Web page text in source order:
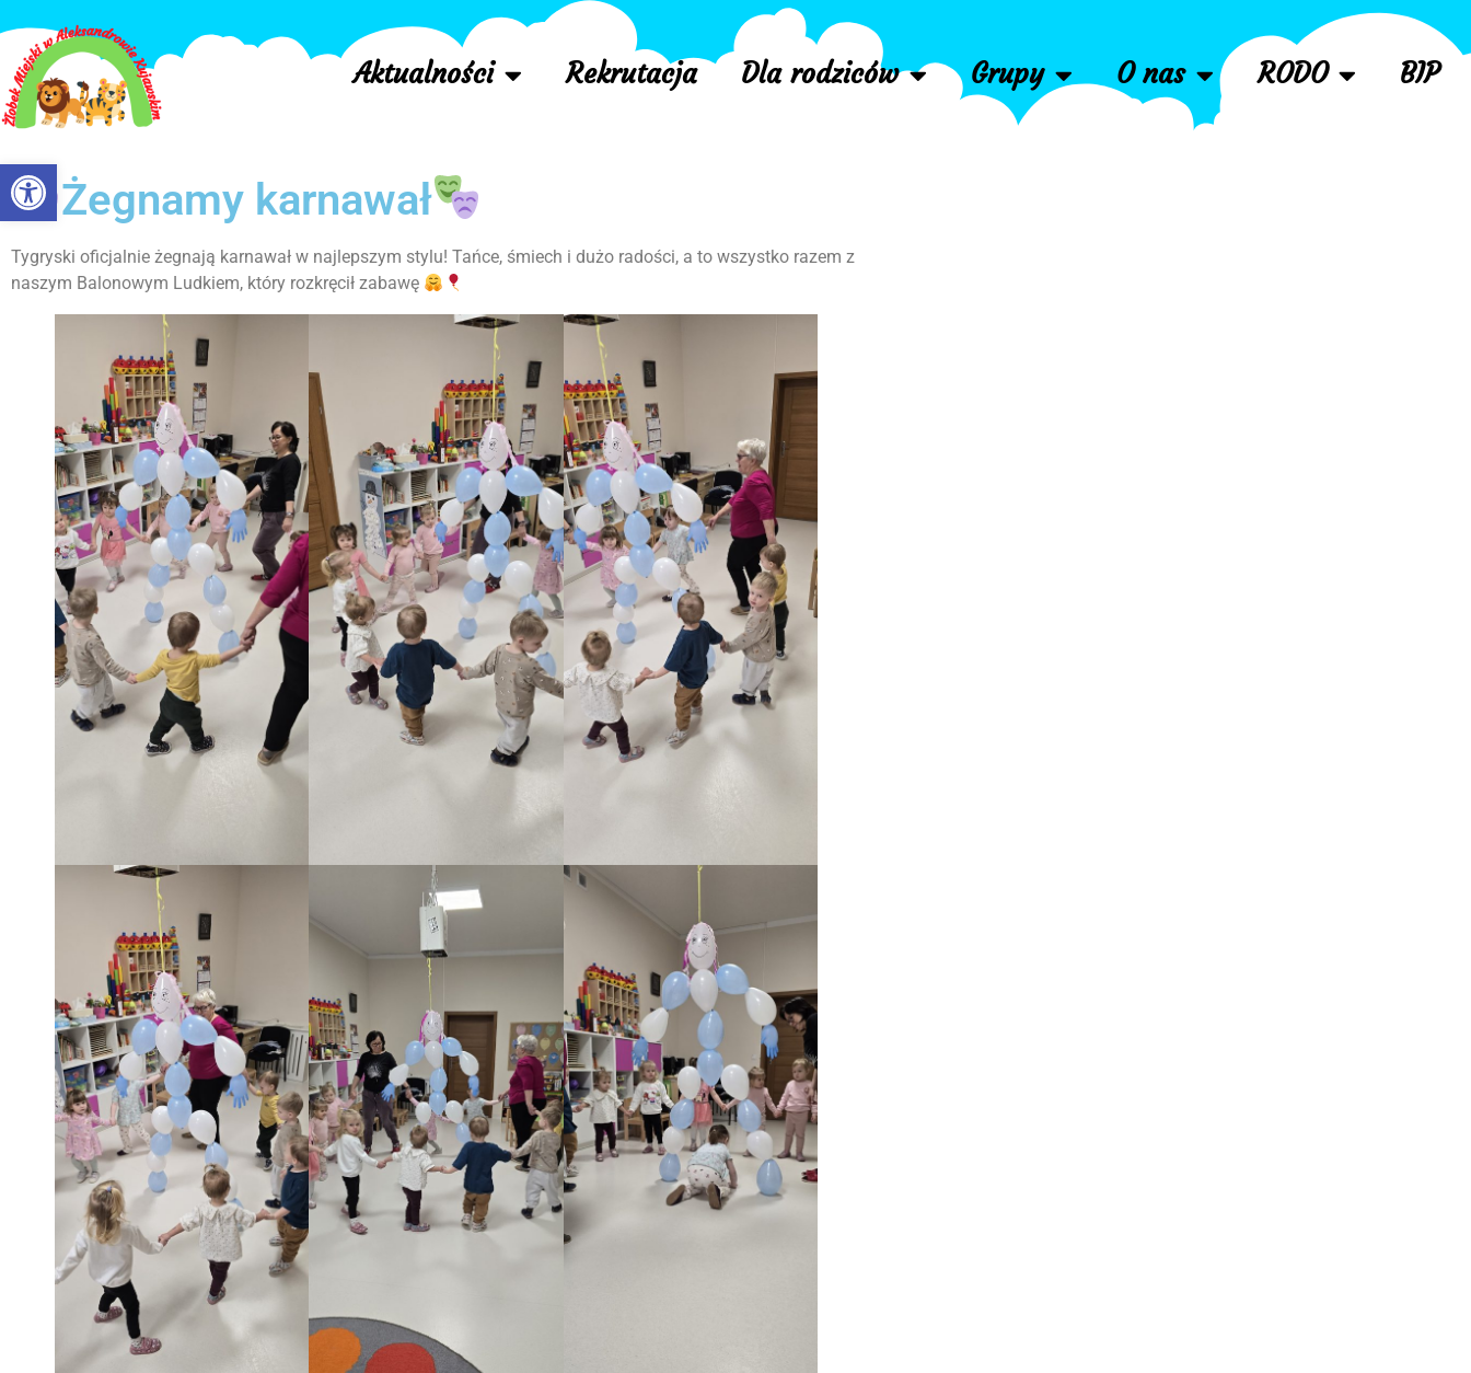
Otwórz pasek narzędzi
Aktualności Rekrutacja Dla rodziców Grupy O nas RODO BIP
Żegnamy karnawał
Tygryski oficjalnie żegnają karnawał w najlepszym stylu! Tańce, śmiech i dużo radości, a to wszystko razem z
naszym Balonowym Ludkiem, który rozkręcił zabawę